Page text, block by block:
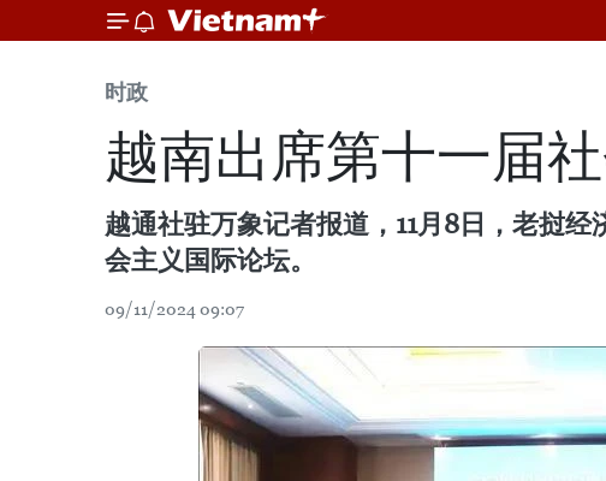
时政
越南出席第十一届
越通社驻万象记者报道，11月8日，老挝
会主义国际论坛。
09/11/2024 09:07